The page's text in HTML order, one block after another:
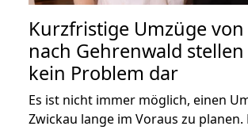
Kurzfristige Umzüge von
nach Gehrenwald
kein Problem dar
Es ist nicht immer möglich, einen
Zwickau lange im Voraus zu planen.